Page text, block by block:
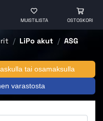
MUISTILISTA OSTOSKORI
LiPo akut ASG
tai osamaksulla
varastosta